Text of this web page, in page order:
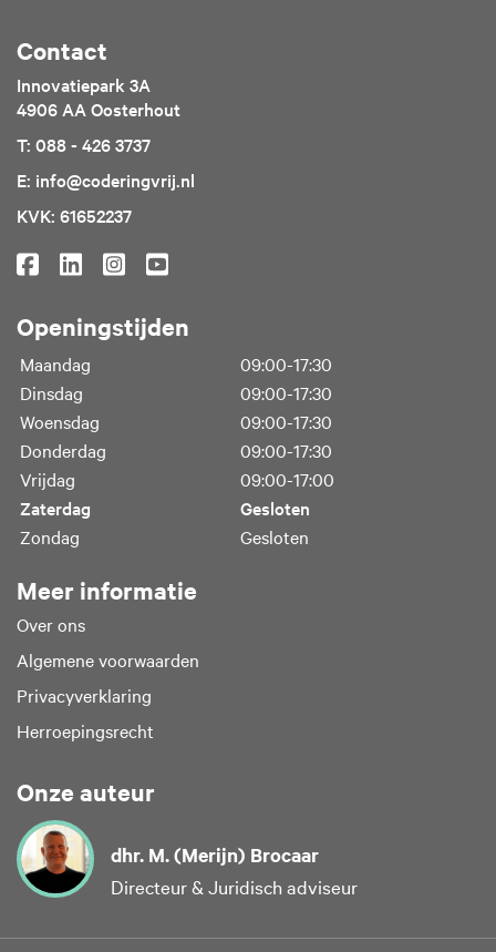
Contact
Innovatiepark 3A
4906 AA Oosterhout
T: 088 - 426 3737
E: info@coderingvrij.nl
KVK: 61652237
Openingstijden
Maandag
09:00-17:30
Dinsdag
09:00-17:30
Woensdag
09:00-17:30
Donderdag
09:00-17:30
Vrijdag
09:00-17:00
Zaterdag
Gesloten
Zondag
Gesloten
Meer informatie
Over ons
Algemene voorwaarden
Privacyverklaring
Herroepingsrecht
Onze auteur
dhr. M. (Merijn) Brocaar
Directeur & Juridisch adviseur